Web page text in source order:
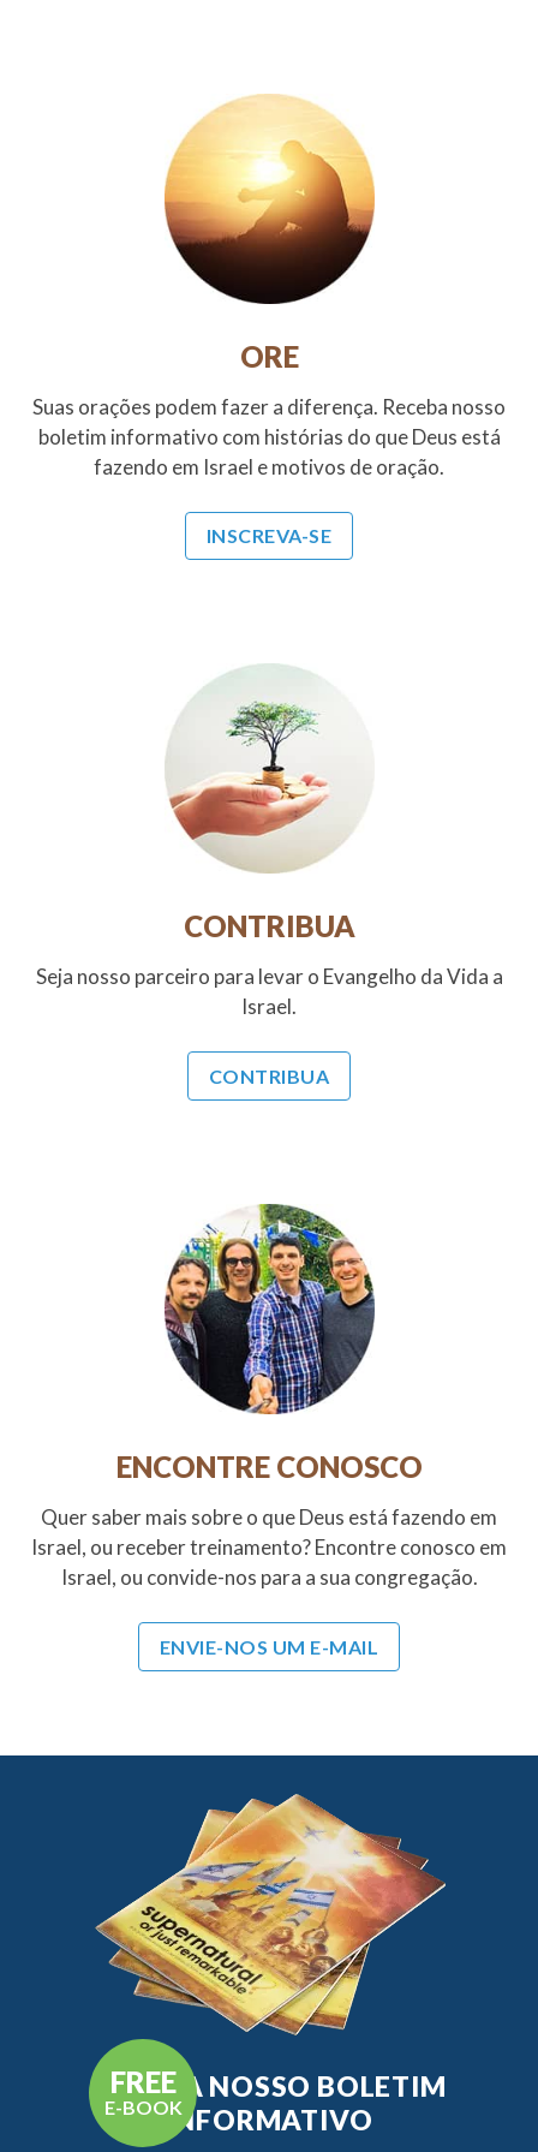
ORE
Suas orações podem fazer a diferença. Receba nosso
boletim informativo com histórias do que Deus está
fazendo em Israel e motivos de oração.
INSCREVA-SE
CONTRIBUA
Seja nosso parceiro para levar o Evangelho da Vida a
Israel.
CONTRIBUA
ENCONTRE CONOSCO
Quer saber mais sobre o que Deus está fazendo em
Israel, ou receber treinamento? Encontre conosco em
Israel, ou convide-nos para a sua congregação.
ENVIE-NOS UM E-MAIL
FREE
E-BOOK
RECEBA NOSSO BOLETIM
INFORMATIVO